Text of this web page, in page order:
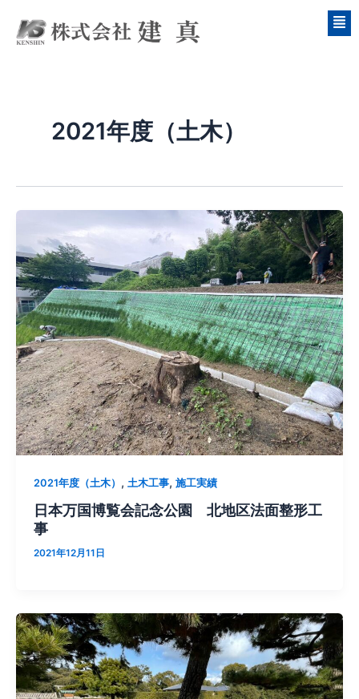
2021年度（土木）
2021年度（土木） , 土木工事, 施工実績
日本万国博覧会記念公園 北地区法面整形工
事
2021年12月11日